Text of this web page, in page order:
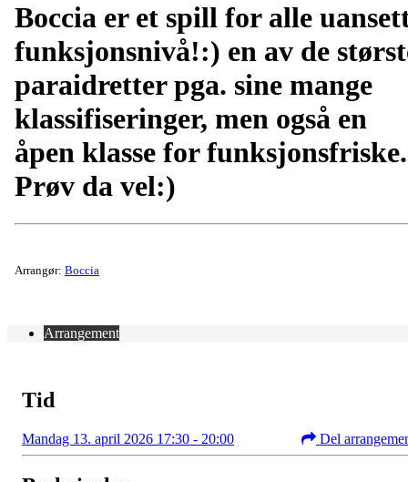
Boccia er et spill for alle
funksjonsnivå!:) en av de
paraidretter pga. sine mange
klassifiseringer, men også en
åpen klasse for funksjonsfriske.
Prøv da vel:)
Arrangør: Boccia
Arrangement
Tid
Mandag 13. april 2026 17:30 - 20:00 Del